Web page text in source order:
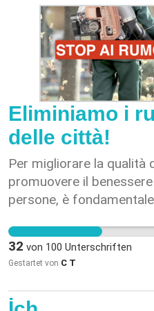
AHV. • Fehlende BVG-
das Risiko von
Eliminiamo i
delle città!
Per migliorare la qualità
promuovere il
persone, è fondamentale
atmosferico. Le
creare un ambiente
32 von 100 Unterschriften
Gestartet von C T